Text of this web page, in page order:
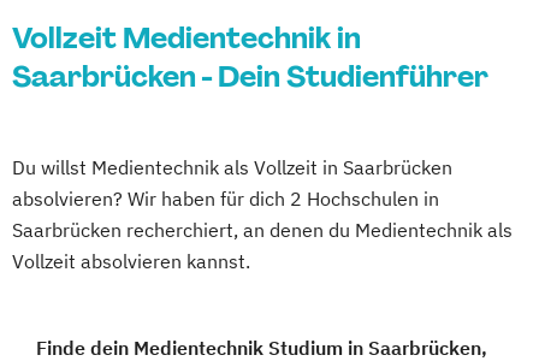
Vollzeit Medientechnik in
Saarbrücken - Dein Studienführer
Du willst Medientechnik als Vollzeit in Saarbrücken
absolvieren? Wir haben für dich 2 Hochschulen in
Saarbrücken recherchiert, an denen du Medientechnik als
Vollzeit absolvieren kannst.
Finde dein Medientechnik Studium in Saarbrücken,